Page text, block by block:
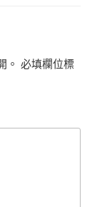
。 必填欄位標